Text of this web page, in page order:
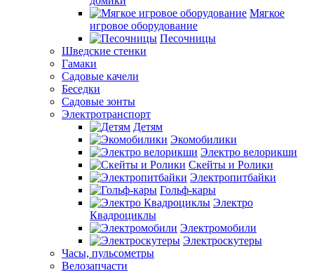
Мягкое
игровое оборудование
Песочницы
Шведские стенки
Гамаки
Садовые качели
Беседки
Садовые зонты
Электротранспорт
Детям
Экомобилики
Электро велорикши
Скейты и Ролики
Электропитбайки
Гольф-кары
Электро
Квадроциклы
Электромобили
Электроскутеры
Часы, пульсометры
Велозапчасти